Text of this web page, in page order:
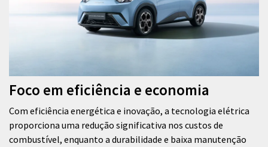
Foco em eficiência e economia
Com eficiência energética e inovação, a tecnologia elétrica
proporciona uma redução significativa nos custos de
combustível, enquanto a durabilidade e baixa manutenção